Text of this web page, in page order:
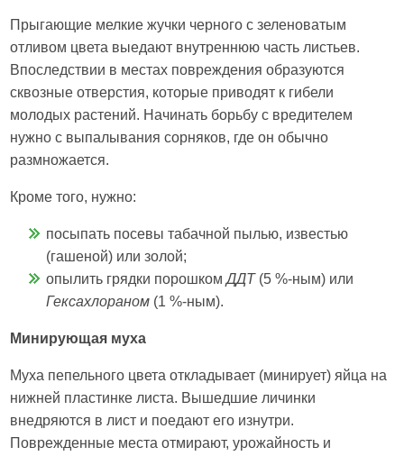
Прыгающие мелкие жучки черного с зеленоватым
отливом цвета выедают внутреннюю часть листьев.
Впоследствии в местах повреждения образуются
сквозные отверстия, которые приводят к гибели
молодых растений. Начинать борьбу с вредителем
нужно с выпалывания сорняков, где он обычно
размножается.
Кроме того, нужно:
посыпать посевы табачной пылью, известью
(гашеной) или золой;
опылить грядки порошкомДДТ (5 %-ным) или
Гексахлораном (1 %-ным).
Минирующая муха
Муха пепельного цвета откладывает (минирует) яйца на
нижней пластинке листа. Вышедшие личинки
внедряются в лист и поедают его изнутри.
Поврежденные места отмирают, урожайность и